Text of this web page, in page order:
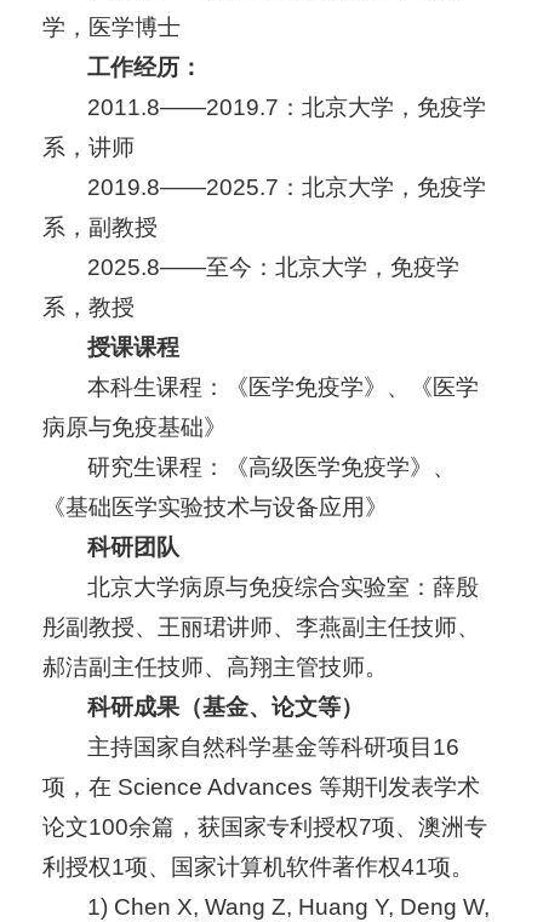
学，医学博士
工作经历：
2011.8——2019.7：北京大学，免疫学
系，讲师
2019.8——2025.7：北京大学，免疫学
系，副教授
2025.8——至今：北京大学，免疫学
系，教授
授课课程
本科生课程：《医学免疫学》、《医学
病原与免疫基础》
研究生课程：《高级医学免疫学》、
《基础医学实验技术与设备应用》
科研团队
北京大学病原与免疫综合实验室：薛殷
彤副教授、王丽珺讲师、李燕副主任技师、
郝洁副主任技师、高翔主管技师。
科研成果（基金、论文等）
主持国家自然科学基金等科研项目16
项，在 Science Advances 等期刊发表学术
论文100余篇，获国家专利授权7项、澳洲专
利授权1项、国家计算机软件著作权41项。
1) Chen X, Wang Z, Huang Y, Deng W,